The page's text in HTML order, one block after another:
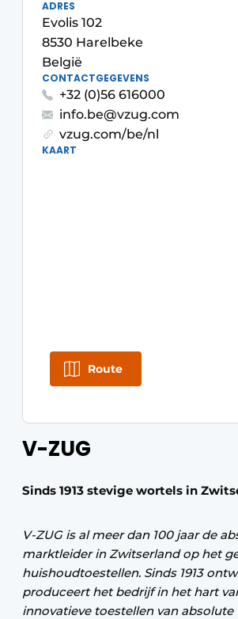
Privacy / Cookie statement
Vacature aanmelden
Video’s
V-ZUG
Sinds 1913 stevige wortels in
V-ZUG is al meer dan 100 jaar de
marktleider in Zwitserland op het
huishoudtoestellen. Sinds 1913
produceert het bedrijf in het hart
innovatieve toestellen van
ADRES
Evolis 102
8530 Harelbeke
België
CONTACTGEGEVENS
+32 (0)56 616000
info.be@vzug.com
vzug.com/be/nl
KAART
Route